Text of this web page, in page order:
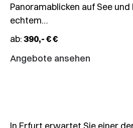
Panoramablicken auf See
echtem…
ab:390,- € €
Angebote ansehen
🎄
Weihnachtsmärkte
Erfurt
&